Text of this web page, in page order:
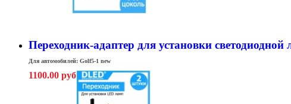
Переходник-адаптер для установки
Для автомобилей: Golf5-1 new
1100.00 руб